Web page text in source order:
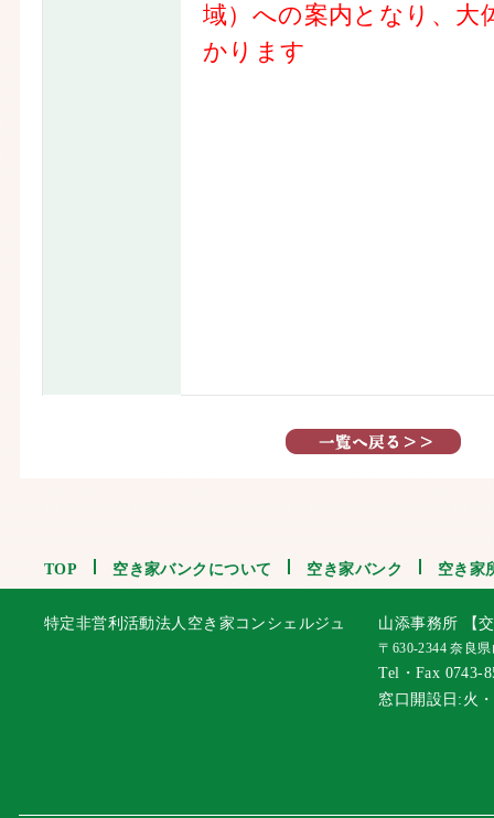
域）への案内となり、大
かります
TOP 空き家バンクについて 空き家バンク 空き家
特定非営利活動法人空き家コンシェルジュ 山添事務所 【
〒630-2344 奈良
Tel・Fax 0743-
窓口開設日:火